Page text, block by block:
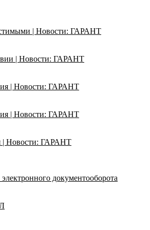
| Новости: ГАРАНТ
| Новости: ГАРАНТ
| Новости: ГАРАНТ
| Новости: ГАРАНТ
| Новости: ГАРАНТ
документооборота